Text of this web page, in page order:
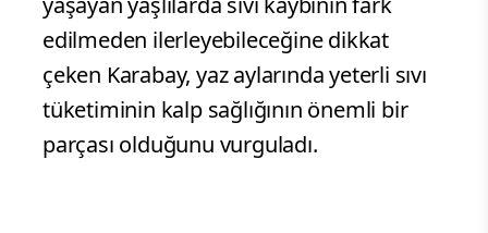
edilmeden ilerleyebileceğine dikkat
çeken Karabay, yaz aylarında yeterli sıvı
tüketiminin kalp sağlığının önemli bir
parçası olduğunu vurguladı.